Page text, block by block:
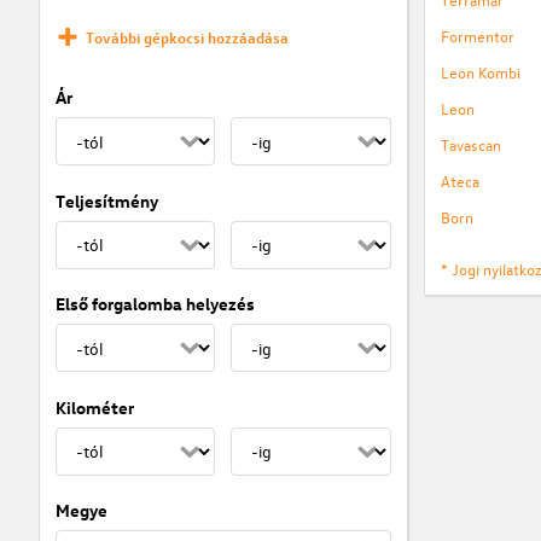
További gépkocsi hozzáadása
Ár
Teljesítmény
Első forgalomba helyezés
Kilométer
Megye
Formentor
Leon Kombi
Leon
Tavascan
Ateca
Born
* Jogi